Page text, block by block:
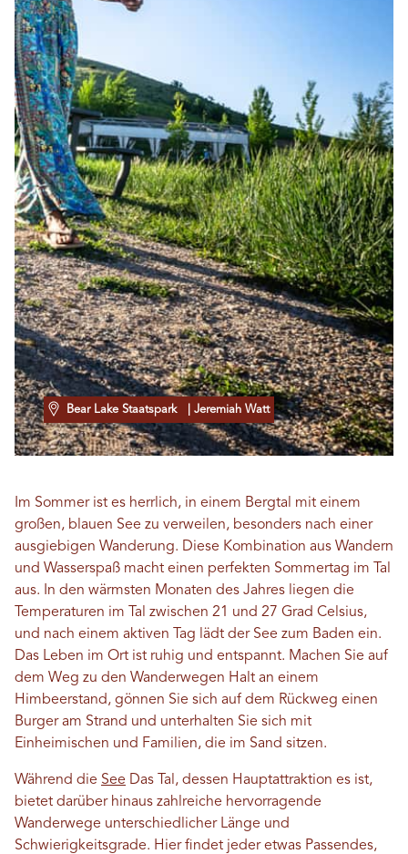
Bear Lake Staatspark | Jeremiah Watt
Im Sommer ist es herrlich, in einem Bergtal mit einem
großen, blauen See zu verweilen, besonders nach einer
ausgiebigen Wanderung. Diese Kombination aus Wandern
und Wasserspaß macht einen perfekten Sommertag im Tal
aus. In den wärmsten Monaten des Jahres liegen die
Temperaturen im Tal zwischen 21 und 27 Grad Celsius,
und nach einem aktiven Tag lädt der See zum Baden ein.
Das Leben im Ort ist ruhig und entspannt. Machen Sie auf
dem Weg zu den Wanderwegen Halt an einem
Himbeerstand, gönnen Sie sich auf dem Rückweg einen
Burger am Strand und unterhalten Sie sich mit
Einheimischen und Familien, die im Sand sitzen.
Während die See Das Tal, dessen Hauptattraktion es ist,
bietet darüber hinaus zahlreiche hervorragende
Wanderwege unterschiedlicher Länge und
Schwierigkeitsgrade. Hier findet jeder etwas Passendes,